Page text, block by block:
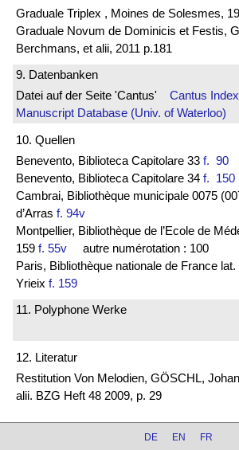
Graduale Triplex , Moines de Solesmes,
Graduale Novum de Dominicis et Festis,
Berchmans, et alii, 2011 p.181
9. Datenbanken
Datei auf der Seite 'Cantus' Cantus Index
Manuscript Database (Univ. of Waterloo)
10. Quellen
Benevento, Biblioteca Capitolare 33 f. 90
Benevento, Biblioteca Capitolare 34 f. 150
Cambrai, Bibliothèque municipale 0075
d’Arras f. 94v
Montpellier, Bibliothèque de l’Ecole de
159 f. 55v autre numérotation : 100
Paris, Bibliothèque nationale de France
Yrieix f. 159
11. Polyphone Werke
12. Literatur
Restitution Von Melodien, GÖSCHL,
alii. BZG Heft 48 2009, p. 29
DE EN FR